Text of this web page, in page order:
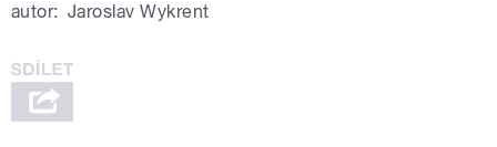
autor: Jaroslav Wykrent